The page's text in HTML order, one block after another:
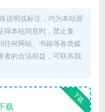
说明或标注，均为本站原
得本站同意时，禁止复
任何网站、书籍等各类媒
者的合法权益，可联系我
下载
载